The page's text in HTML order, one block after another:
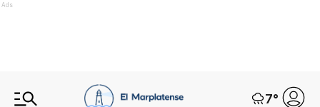
Ads
7°